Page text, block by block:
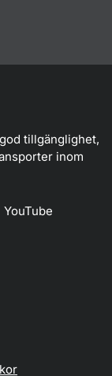
tillgänglighet,
inom
YouTube